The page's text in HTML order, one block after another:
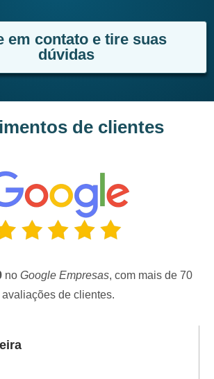
em contato e tire suas
dúvidas
de clientes
no Google Empresas, com mais de 70
avaliações de clientes.